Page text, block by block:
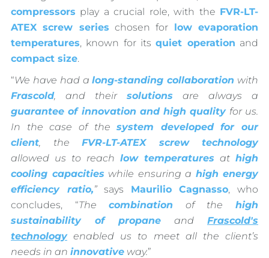
compressors play a crucial role, with the FVR-LT-
ATEX screw series chosen for low evaporation
temperatures, known for itsquiet operation and
compact size.
“We have had along-standing collaboration with
Frascold, and their solutionsare always a
guarantee of innovation and high qualityfor us.
In the case of thesystem developed for our
client , the FVR-LT-ATEX screw technology
allowed us to reach low temperatures at high
cooling capacities while ensuring a high energy
efficiency ratio,”says Maurilio Cagnasso, who
concludes, “Thecombination of thehigh
sustainability of propane and Frascold's
technologyenabled us to meet all the client’s
needs in an innovative way.”